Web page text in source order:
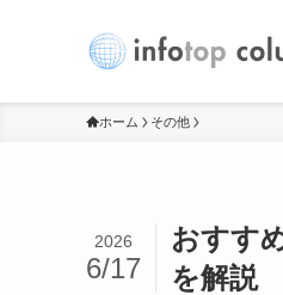
ホーム その他
おすす
を解説
2026
6/17